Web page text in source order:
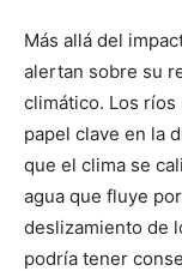
Más allá del
alertan sobre su
climático. Los
papel clave en la
que el clima se
agua que fluye
deslizamiento de
podría tener